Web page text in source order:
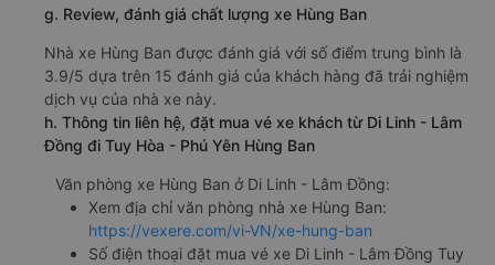
g. Review, đánh giá chất lượng xe Hùng Ban
Nhà xe Hùng Ban được đánh giá với số điểm trung bình là
3.9/5 dựa trên 15 đánh giá của khách hàng đã trải nghiệm
dịch vụ của nhà xe này.
h. Thông tin liên hệ, đặt mua vé xe khách từ Di Linh - Lâm
Đồng đi Tuy Hòa - Phú Yên Hùng Ban
Văn phòng xe Hùng Ban ở Di Linh - Lâm Đồng:
Xem địa chỉ văn phòng nhà xe Hùng Ban:
https://vexere.com/vi-VN/xe-hung-ban
Số điện thoại đặt mua vé xe Di Linh - Lâm Đồng Tuy